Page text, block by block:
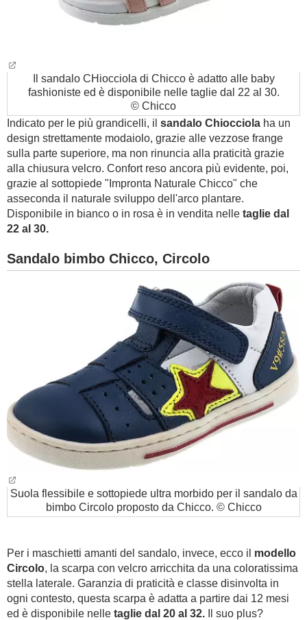
Il sandalo CHiocciola di Chicco è adatto alle baby
fashioniste ed è disponibile nelle taglie dal 22 al 30.
© Chicco
Indicato per le più grandicelli, il sandalo Chiocciola ha un
design strettamente modaiolo, grazie alle vezzose frange
sulla parte superiore, ma non rinuncia alla praticità grazie
alla chiusura velcro. Confort reso ancora più evidente, poi,
grazie al sottopiede "Impronta Naturale Chicco" che
asseconda il naturale sviluppo dell'arco plantare.
Disponibile in bianco o in rosa è in vendita nelle taglie dal
22 al 30.
Sandalo bimbo Chicco, Circolo
Suola flessibile e sottopiede ultra morbido per il sandalo da
bimbo Circolo proposto da Chicco. © Chicco
Per i maschietti amanti del sandalo, invece, ecco il modello
Circolo, la scarpa con velcro arricchita da una coloratissima
stella laterale. Garanzia di praticità e classe disinvolta in
ogni contesto, questa scarpa è adatta a partire dai 12 mesi
ed è disponibile nelle taglie dal 20 al 32. Il suo plus?